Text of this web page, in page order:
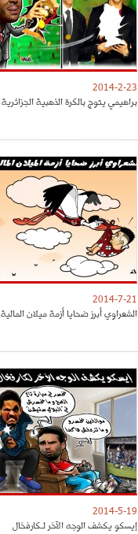
2014-2-23
براهيمي يتوج بالكرة الذهبية الجزائرية
2014-7-21
الشعراوي أبرز ضحايا أزمة ميلان المالية
2014-5-19
إيسكو يكشف الوجه الآخر لـكارفخال